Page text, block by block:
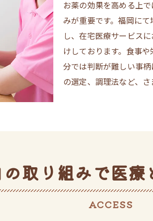
お薬の効果を高める上
みが重要です。福岡に
し、在宅医療サービス
けしております。食事
分では判断が難しい事
の選定、調理法など、
取り組みで医療
ACCESS